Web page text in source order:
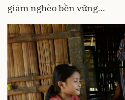
giảm nghèo bền vững…